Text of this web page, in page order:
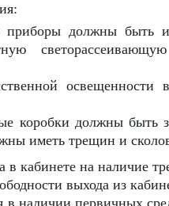
приборы должны быть
освещенности
коробки должны быть
иметь трещин и
в кабинете на наличие
выхода из
в наличии первичных